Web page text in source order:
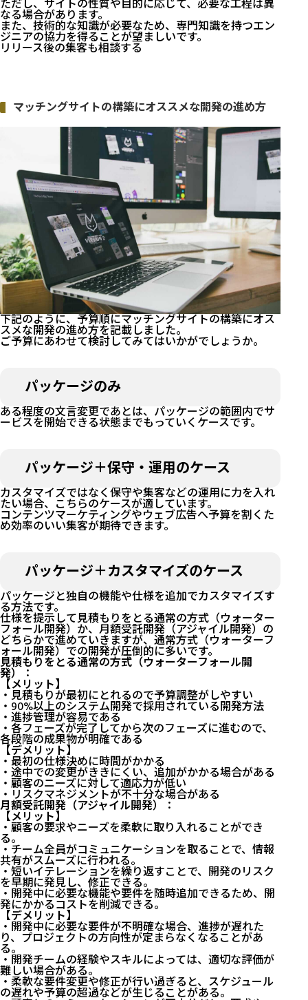
ただし、サイトの性質や目的に応じて、必要な工程は異
なる場合があります。
また、技術的な知識が必要なため、専門知識を持つエン
ジニアの協力を得ることが望ましいです。
リリース後の集客も相談する
マッチングサイトの構築にオススメな開発の進め方
下記のように、予算順にマッチングサイトの構築にオス
スメな開発の進め方を記載しました。
ご予算にあわせて検討してみてはいかがでしょうか。
パッケージのみ
ある程度の文言変更であとは、パッケージの範囲内でサ
ービスを開始できる状態までもっていくケースです。
パッケージ＋保守・運用のケース
カスタマイズではなく保守や集客などの運用に力を入れ
たい場合、こちらのケースが適しています。
コンテンツマーケティングやウェブ広告へ予算を割くた
め効率のいい集客が期待できます。
パッケージ＋カスタマイズのケース
パッケージと独自の機能や仕様を追加でカスタマイズす
る方法です。
仕様を提示して見積もりをとる通常の方式（ウォーター
フォール開発）か、月額受託開発（アジャイル開発）の
どちらかで進めていきますが、通常方式（ウォーターフ
ォール開発）での開発が圧倒的に多いです。
見積もりをとる通常の方式（ウォーターフォール開
発） ：
【メリット】
・見積もりが最初にとれるので予算調整がしやすい
・90%以上のシステム開発で採用されている開発方法
・進捗管理が容易である
・各フェーズが完了してから次のフェーズに進むので、
各段階の成果物が明確である
【デメリット】
・最初の仕様決めに時間がかかる
・途中での変更がききにくい、追加がかかる場合がある
・顧客のニーズに対して適応力が低い
・リスクマネジメントが不十分な場合がある
月額受託開発（アジャイル開発） ：
【メリット】
・顧客の要求やニーズを柔軟に取り入れることができ
る。
・チーム全員がコミュニケーションを取ることで、情報
共有がスムーズに行われる。
・短いイテレーションを繰り返すことで、開発のリスク
を早期に発見し、修正できる。
・開発中に必要な機能や要件を随時追加できるため、開
発にかかるコストを削減できる。
【デメリット】
・開発中に必要な要件が不明確な場合、進捗が遅れた
り、プロジェクトの方向性が定まらなくなることがあ
る。
・開発チームの経験やスキルによっては、適切な評価が
難しい場合がある。
・柔軟な要件変更や修正が行い過ぎると、スケジュール
の遅れや予算の超過などが生じることがある。